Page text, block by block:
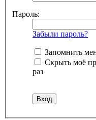
Пароль:
Забыли пароль?
Запомнить
Скрыть моё
раз